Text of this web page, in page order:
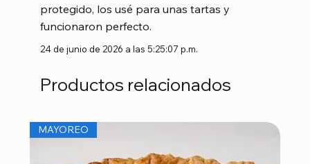
protegido, los usé para unas tartas y
funcionaron perfecto.
24 de junio de 2026 a las 5:25:07 p.m.
Productos relacionados
MAYOREO